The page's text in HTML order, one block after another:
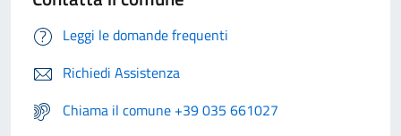
Leggi le domande frequenti
Richiedi Assistenza
Chiama il comune +39 035 661027